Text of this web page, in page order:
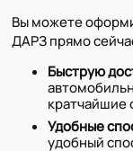
Вы можете
ДАРЗ прямо
Быструю
кратчайшие
Удобные
удобный